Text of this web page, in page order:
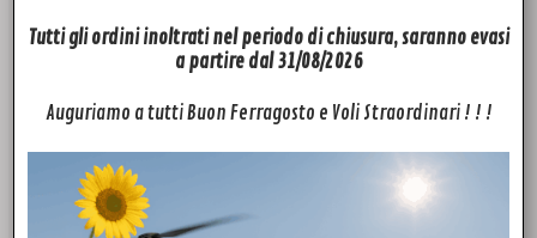
Tutti gli ordini inoltrati nel periodo di chiusura, saranno evasi
a partire dal 31/08/2026
Auguriamo a tutti Buon Ferragosto e Voli Straordinari ! ! !